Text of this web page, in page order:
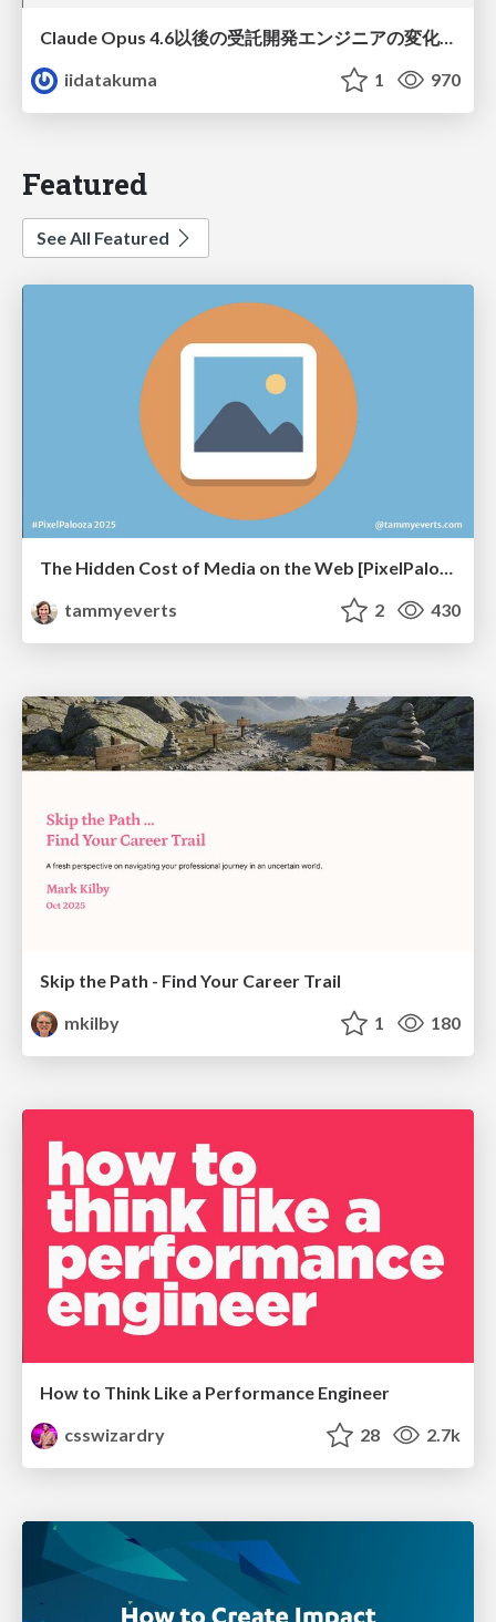
Claude Opus 4.6以後の受託開発エンジニアの変化(Claude Code開発ノウハウ大公開スペシャルbyクラスメソッド)
iidatakuma
1 970
Featured
See All Featured
The Hidden Cost of Media on the Web [PixelPalooza 2025]
tammyeverts
2 430
Skip the Path - Find Your Career Trail
mkilby
1 180
How to Think Like a Performance Engineer
csswizardry
28 2.7k